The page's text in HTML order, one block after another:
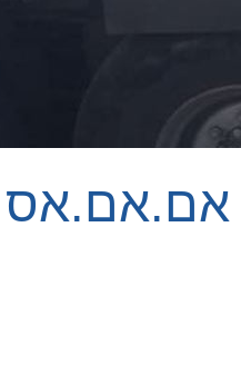
אם.אם.אס